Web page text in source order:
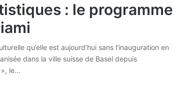
: le programme
qu’elle est aujourd’hui sans l’inauguration en
dans la ville suisse de Basel depuis
le…